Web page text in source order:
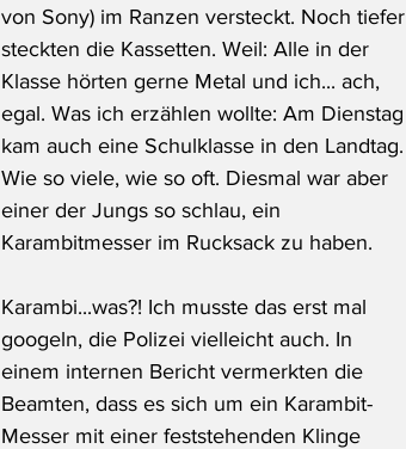
von Sony) im Ranzen versteckt. Noch tiefer
steckten die Kassetten. Weil: Alle in der
Klasse hörten gerne Metal und ich... ach,
egal. Was ich erzählen wollte: Am Dienstag
kam auch eine Schulklasse in den Landtag.
Wie so viele, wie so oft. Diesmal war aber
einer der Jungs so schlau, ein
Karambitmesser im Rucksack zu haben.
Karambi...was?! Ich musste das erst mal
googeln, die Polizei vielleicht auch. In
einem internen Bericht vermerkten die
Beamten, dass es sich um ein Karambit-
Messer mit einer feststehenden Klinge